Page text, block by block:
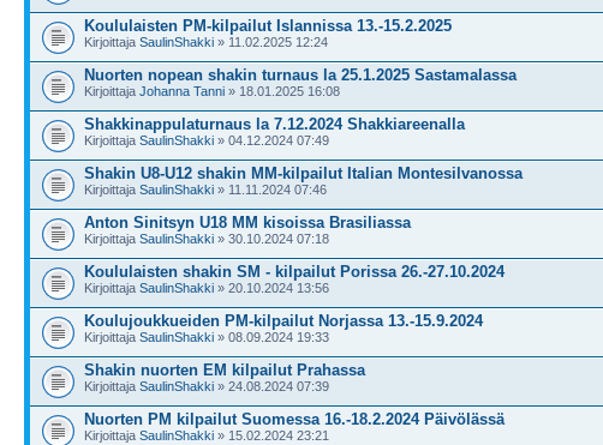
Koululaisten PM-kilpailut Islannissa 13.-15.2.2025
Kirjoittaja SaulinShakki » 11.02.2025 12:24
Nuorten nopean shakin turnaus la 25.1.2025 Sastamalassa
Kirjoittaja Johanna Tanni » 18.01.2025 16:08
Shakkinappulaturnaus la 7.12.2024 Shakkiareenalla
Kirjoittaja SaulinShakki » 04.12.2024 07:49
Shakin U8-U12 shakin MM-kilpailut Italian Montesilvanossa
Kirjoittaja SaulinShakki » 11.11.2024 07:46
Anton Sinitsyn U18 MM kisoissa Brasiliassa
Kirjoittaja SaulinShakki » 30.10.2024 07:18
Koululaisten shakin SM - kilpailut Porissa 26.-27.10.2024
Kirjoittaja SaulinShakki » 20.10.2024 13:56
Koulujoukkueiden PM-kilpailut Norjassa 13.-15.9.2024
Kirjoittaja SaulinShakki » 08.09.2024 19:33
Shakin nuorten EM kilpailut Prahassa
Kirjoittaja SaulinShakki » 24.08.2024 07:39
Nuorten PM kilpailut Suomessa 16.-18.2.2024 Päivölässä
Kirjoittaja SaulinShakki » 15.02.2024 23:21